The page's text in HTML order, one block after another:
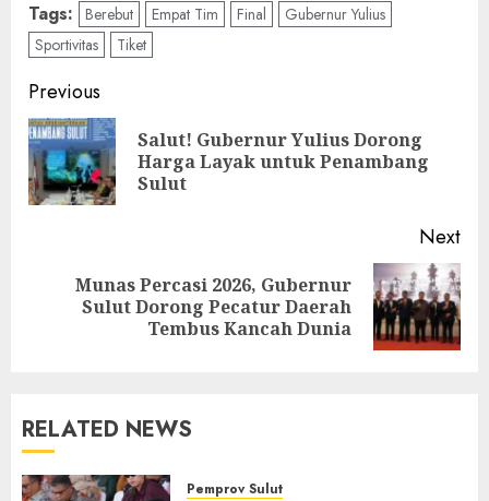
Tags: Berebut Empat Tim Final
Gubernur Yulius
Sportivitas
Tiket
Post
navigation
Previous
Salut! Gubernur Yulius Dorong
Harga Layak untuk Penambang
Sulut
Next
Munas Percasi 2026, Gubernur
Sulut Dorong Pecatur Daerah
Tembus Kancah Dunia
RELATED NEWS
Pemprov Sulut